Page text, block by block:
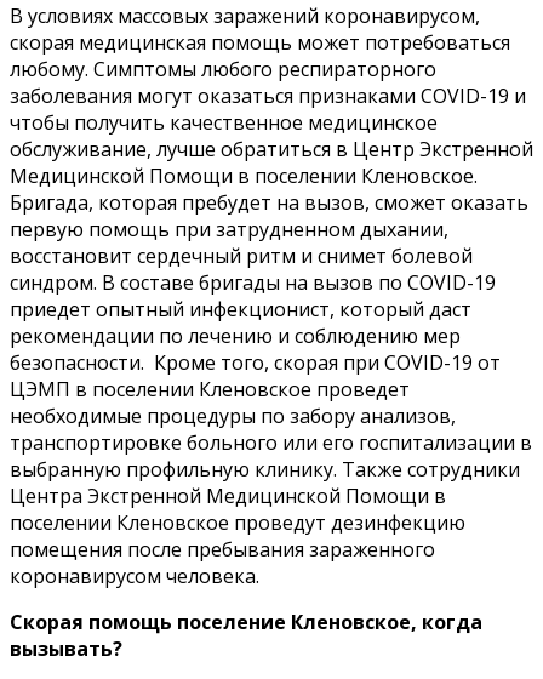
В условиях массовых заражений коронавирусом,
скорая медицинская помощь может потребоваться
любому. Симптомы любого респираторного
заболевания могут оказаться признаками COVID-19 и
чтобы получить качественное медицинское
обслуживание, лучше обратиться в Центр Экстренной
Медицинской Помощи в поселении Кленовское.
Бригада, которая пребудет на вызов, сможет оказать
первую помощь при затрудненном дыхании,
восстановит сердечный ритм и снимет болевой
синдром. В составе бригады на вызов по COVID-19
приедет опытный инфекционист, который даст
рекомендации по лечению и соблюдению мер
безопасности. Кроме того, скорая при COVID-19 от
ЦЭМП в поселении Кленовское проведет
необходимые процедуры по забору анализов,
транспортировке больного или его госпитализации в
выбранную профильную клинику. Также сотрудники
Центра Экстренной Медицинской Помощи в
поселении Кленовское проведут дезинфекцию
помещения после пребывания зараженного
коронавирусом человека.
Скорая помощь поселение Кленовское, когда
вызывать?